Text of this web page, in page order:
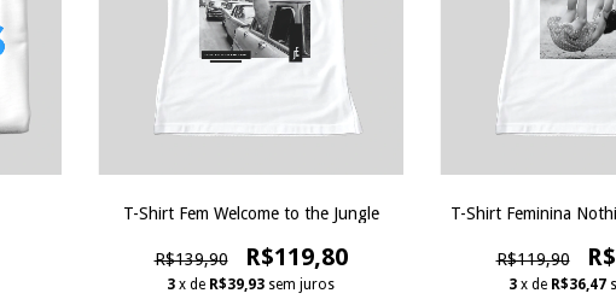
T-Shirt Fem Welcome to the Jungle
R$139,90 R$119,80
3 x de R$39,93 sem juros
T-Shirt Feminina
R$119,90
3 x de R$36,47